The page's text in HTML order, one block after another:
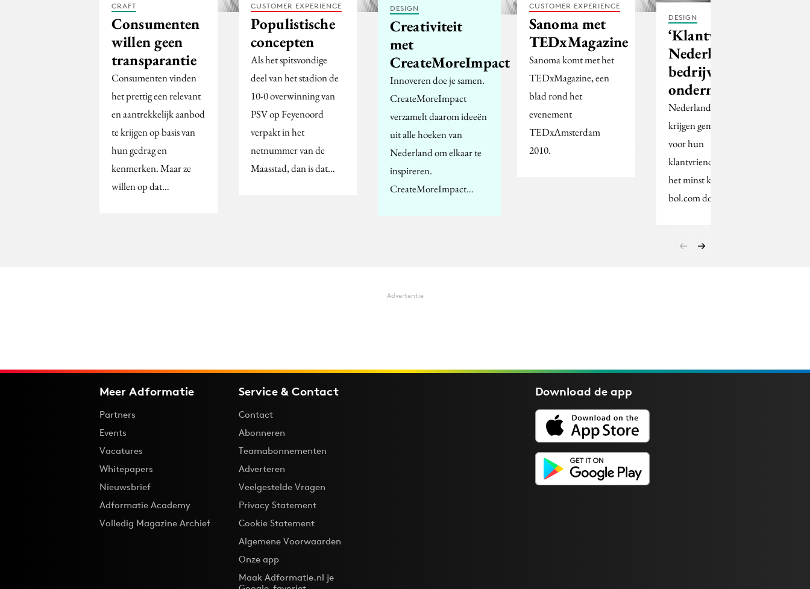
CRAFT
Consumenten
willen geen
transparantie
Consumenten vinden
het prettig een relevant
en aantrekkelijk aanbod
te krijgen op basis van
hun gedrag en
kenmerken. Maar ze
willen op dat…
CUSTOMER EXPERIENCE
Populistische
concepten
Als het spitsvondige
deel van het stadion de
10-0 overwinning van
PSV op Feyenoord
verpakt in het
netnummer van de
Maasstad, dan is dat…
DESIGN
Creativiteit
met
CreateMoreImpact
Innoveren doe je samen.
CreateMoreImpact
verzamelt daarom ideeën
uit alle hoeken van
Nederland om elkaar te
inspireren.
CreateMoreImpact…
CUSTOMER EXPERIENCE
Sanoma met
TEDxMagazine
Sanoma komt met het
TEDxMagazine, een
blad rond het
evenement
TEDxAmsterdam
2010.
DESIGN
‘Klantvriendelijkheid
Nederlandse
bedrijven
ondermaats’
Nederlandse bedrijven
krijgen gemiddeld een 5,6
voor hun
klantvriendelijkheid. KPN is
het minst klantvriendelijk en
bol.com doet het het…
Advertentie
Meer Adformatie
Partners
Events
Vacatures
Whitepapers
Nieuwsbrief
Adformatie Academy
Volledig Magazine Archief
Service & Contact
Contact
Abonneren
Teamabonnementen
Adverteren
Veelgestelde Vragen
Privacy Statement
Cookie Statement
Algemene Voorwaarden
Onze app
Maak Adformatie.nl je
Download deapp